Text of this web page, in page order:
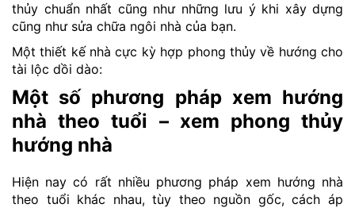
thủy chuẩn nhất cũng như những lưu ý khi xây dựng
cũng như sửa chữa ngôi nhà của bạn.
Một thiết kế nhà cực kỳ hợp phong thủy về hướng cho
tài lộc dồi dào:
Một số phương pháp xem hướng
nhà theo tuổi – xem phong thủy
hướng nhà
Hiện nay có rất nhiều phương pháp xem hướng nhà
theo tuổi khác nhau, tùy theo nguồn gốc, cách áp